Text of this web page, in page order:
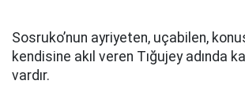
Sosruko’nun ayriyeten, uçabilen,
kendisine akıl veren Tığujey adında
vardır.